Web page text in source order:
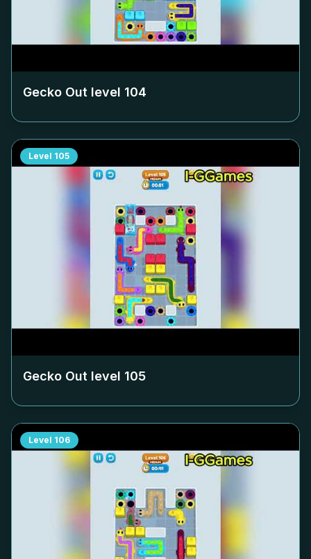
Gecko Out level 104
Level 105
Gecko Out level 105
Level 106